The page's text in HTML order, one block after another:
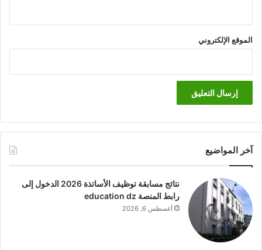
الموقع الإلكتروني
آخر المواضيع
نتائج مسابقة توظيف الأساتذة 2026 الدخول إلى
رابط المنصة education dz
أغسطس 6, 2026